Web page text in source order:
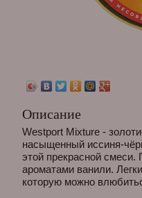
Описание
Westport Mixture -
насыщенный иссиня-
этой прекрасной
ароматами ванили.
которую можно